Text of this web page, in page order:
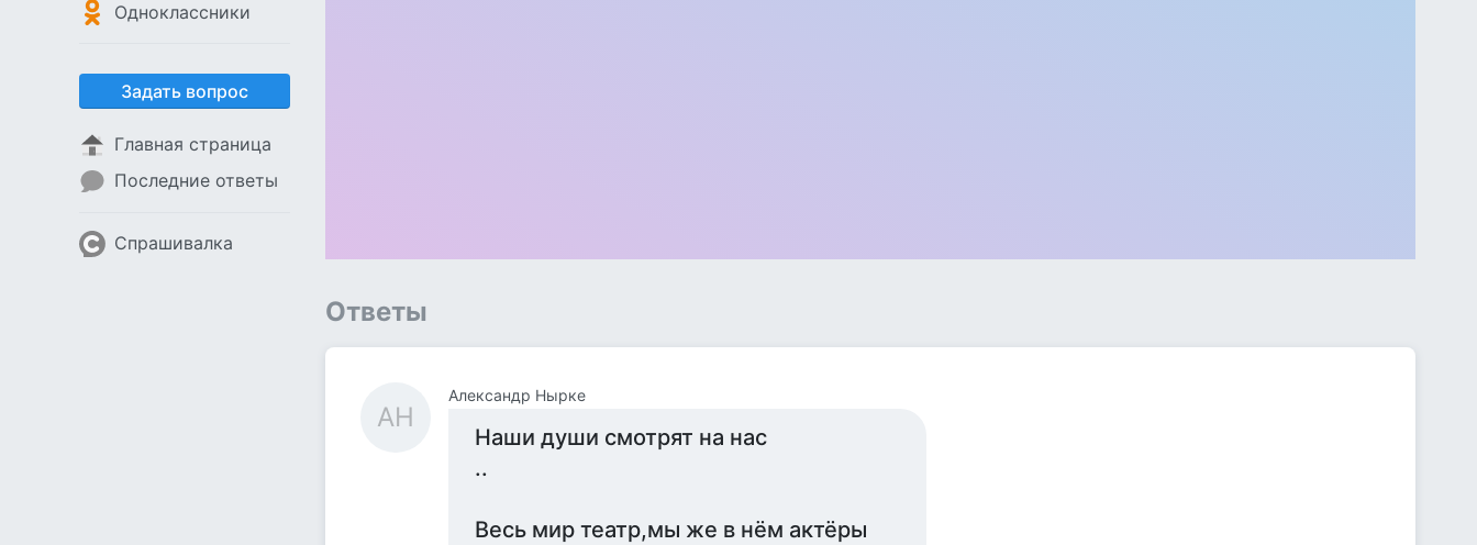
Одноклассники
Задать вопрос
Главная страница
Последние ответы
Спрашивалка
Ответы
АН
Александр Нырке
Наши души смотрят на нас
..
Весь мир театр,мы же в нём актёры